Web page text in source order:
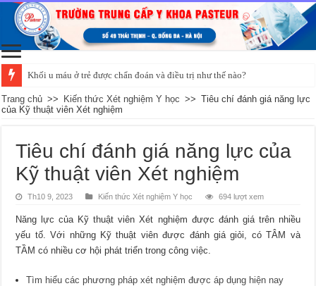
Khối u máu ở trẻ được chẩn đoán và điều trị như thế nào?
Trang chủ >> Kiến thức Xét nghiệm Y học >> Tiêu chí đánh giá năng lực
của Kỹ thuật viên Xét nghiệm
Tiêu chí đánh giá năng lực của
Kỹ thuật viên Xét nghiệm
Th10 9, 2023 Kiến thức Xét nghiệm Y học 694 lượt xem
Năng lực của Kỹ thuật viên Xét nghiệm được đánh giá trên nhiều
yếu tố. Với những Kỹ thuật viên được đánh giá giỏi, có TÂM và
TẦM có nhiều cơ hội phát triển trong công việc.
Tìm hiểu các phương pháp xét nghiệm được áp dụng hiện nay